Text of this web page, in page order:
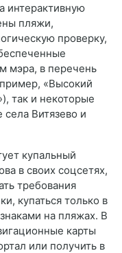
интерактивную
пляжи,
проверку,
мэра, в перечень
«Высокий
так и некоторые
Витязево и
купальный
в своих соцсетях,
требования
купаться только в
на пляжах. В
карты
или получить в